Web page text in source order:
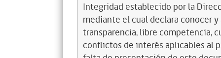
Integridad establecido por la
mediante el cual declara conocer
transparencia, libre competencia,
conflictos de interés aplicables al